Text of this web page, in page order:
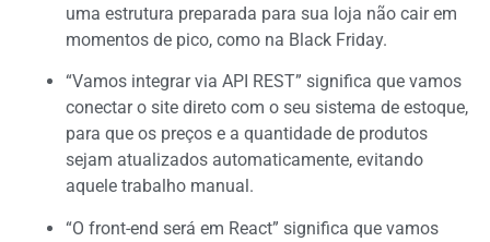
uma estrutura preparada para sua loja não cair em
momentos de pico, como na Black Friday.
“Vamos integrar via API REST” significa que vamos
conectar o site direto com o seu sistema de estoque,
para que os preços e a quantidade de produtos
sejam atualizados automaticamente, evitando
aquele trabalho manual.
“O front-end será em React” significa que vamos